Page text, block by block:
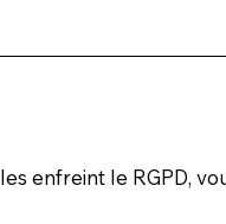
enfreint le RGPD,